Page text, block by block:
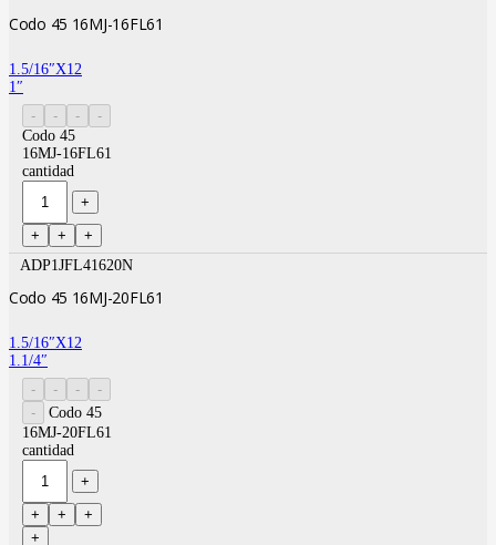
Codo 45 16MJ-16FL61
1.5/16″X12
1″
Codo 45
16MJ-16FL61
cantidad
ADP1JFL41620N
Codo 45 16MJ-20FL61
1.5/16″X12
1.1/4″
Codo 45
16MJ-20FL61
cantidad